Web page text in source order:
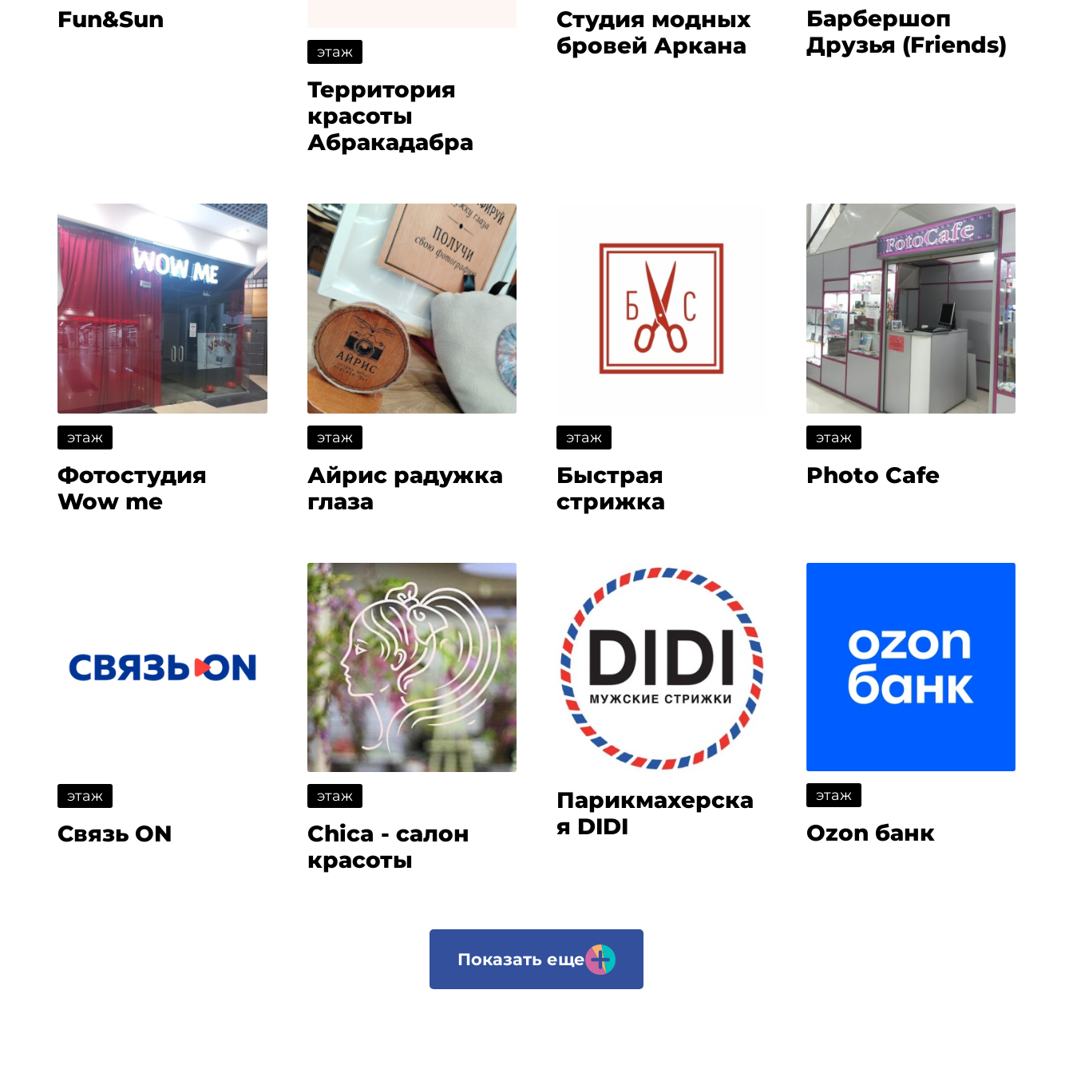
Fun&Sun
этаж
Территория
красоты
Абракадабра
Студия модных
бровей Аркана
Барбершоп
Друзья (Friends)
этаж
Фотостудия
Wow me
этаж
Айрис радужка
глаза
этаж
Быстрая
стрижка
этаж
Photo Cafe
этаж
Связь ON
этаж
Chica - салон
красоты
Парикмахерска
я DIDI
этаж
Ozon банк
Показать еще